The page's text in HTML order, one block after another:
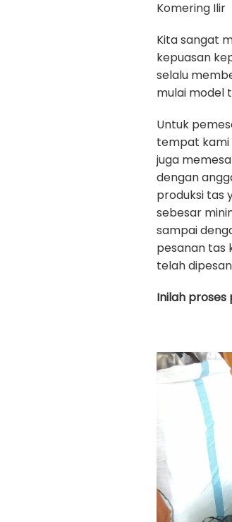
Komering Ilir
Kita sangat
kepuasan
selalu
mulai model
Untuk
tempat kami
juga
dengan
produksi tas
sebesar
sampai
pesanan tas
telah
Inilah